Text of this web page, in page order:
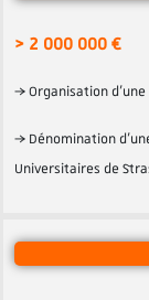
> 2 000 000 €
→ Organisation
→ Dénomination
Universitaires de